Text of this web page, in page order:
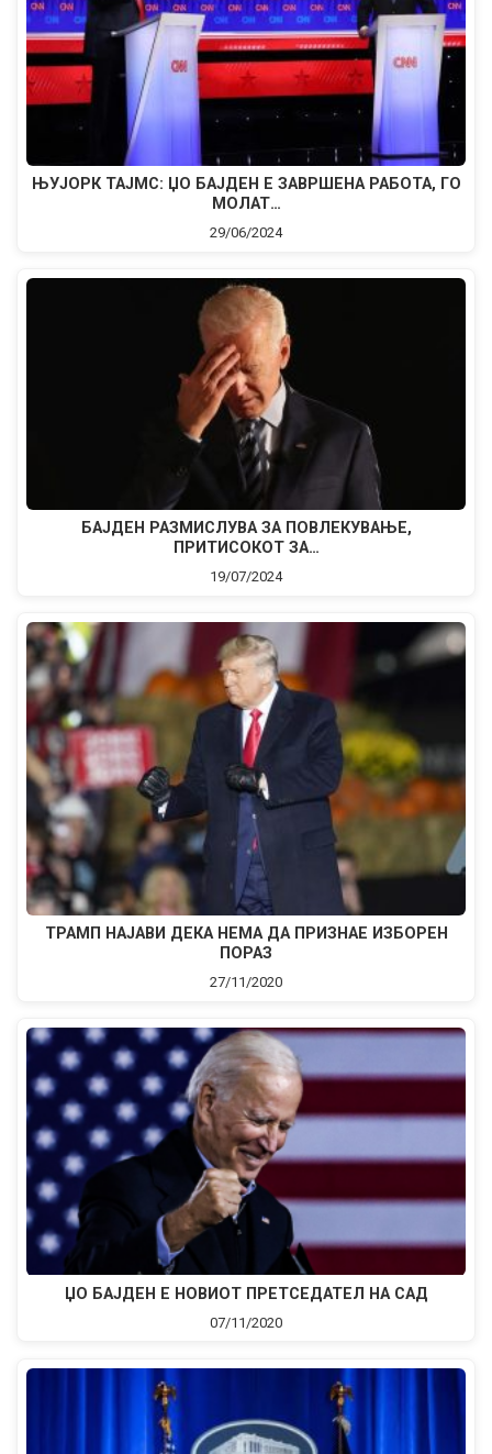
ЊУЈОРК ТАЈМС: ЏО БАЈДЕН Е ЗАВРШЕНА РАБОТА, ГО
МОЛАТ…
29/06/2024
БАЈДЕН РАЗМИСЛУВА ЗА ПОВЛЕКУВАЊЕ,
ПРИТИСОКОТ ЗА…
19/07/2024
ТРАМП НАЈАВИ ДЕКА НЕМА ДА ПРИЗНАЕ ИЗБОРЕН
ПОРАЗ
27/11/2020
ЏO БАЈДЕН Е НОВИОТ ПРЕТСЕДАТЕЛ НА САД
07/11/2020